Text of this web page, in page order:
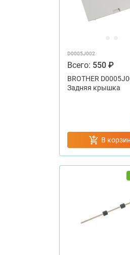
D0005J002
Всего: 550 ₽
BROTHER
Задняя крышка
В